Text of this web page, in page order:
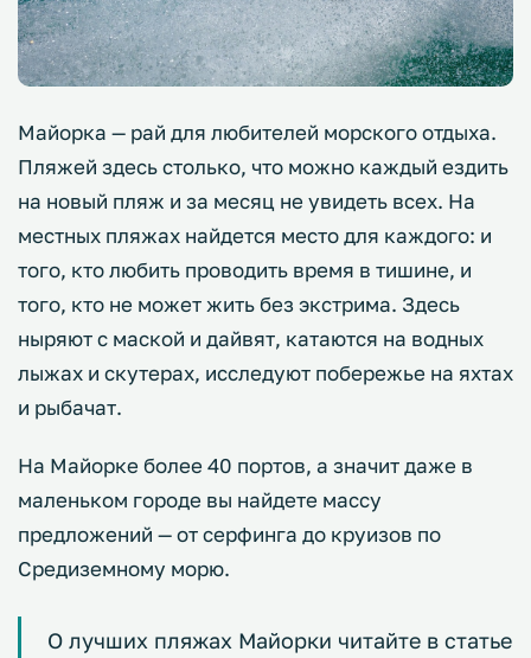
Майорка — рай для любителей морского отдыха.
Пляжей здесь столько, что можно каждый ездить
на новый пляж и за месяц не увидеть всех. На
местных пляжах найдется место для каждого: и
того, кто любить проводить время в тишине, и
того, кто не может жить без экстрима. Здесь
ныряют с маской и дайвят, катаются на водных
лыжах и скутерах, исследуют побережье на яхтах
и рыбачат.
На Майорке более 40 портов, а значит даже в
маленьком городе вы найдете массу
предложений — от серфинга до круизов по
Средиземному морю.
О лучших пляжах Майорки читайте в статье